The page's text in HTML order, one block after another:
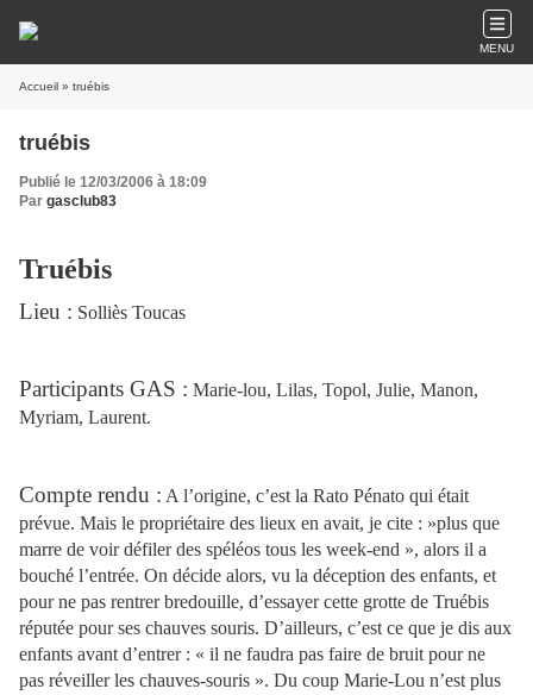
MENU
Accueil » truébis
truébis
Publié le 12/03/2006 à 18:09
Par gasclub83
Truébis
Lieu : Solliès Toucas
Participants GAS : Marie-lou, Lilas, Topol, Julie, Manon,
Myriam, Laurent.
Compte rendu : A l’origine, c’est la Rato Pénato qui était
prévue. Mais le propriétaire des lieux en avait, je cite : »plus que
marre de voir défiler des spéléos tous les week-end », alors il a
bouché l’entrée. On décide alors, vu la déception des enfants, et
pour ne pas rentrer bredouille, d’essayer cette grotte de Truébis
réputée pour ses chauves souris. D’ailleurs, c’est ce que je dis aux
enfants avant d’entrer : « il ne faudra pas faire de bruit pour ne
pas réveiller les chauves-souris ». Du coup Marie-Lou n’est plus